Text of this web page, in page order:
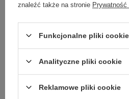
Harmonijka ustna
Hohner Marine Band
tonacja C
znaleźć także na stronie
Funkcjonalne pliki
Analityczne pliki cookie
Reklamowe pliki cookie